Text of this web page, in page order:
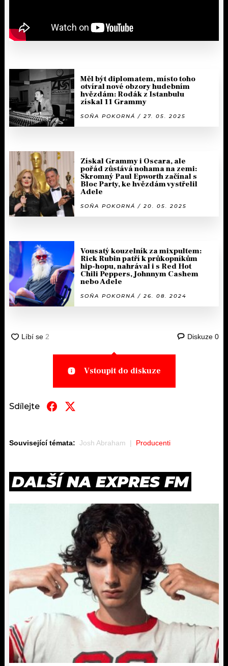
Měl být diplomatem, místo toho
otvíral nové obzory hudebním
hvězdám: Rodák z Istanbulu
získal 11 Grammy
SOŇA POKORNÁ / 27. 05. 2025
Získal Grammy i Oscara, ale
pořád zůstává nohama na zemi:
Skromný Paul Epworth začínal s
Bloc Party, ke hvězdám vystřelil
Adele
SOŇA POKORNÁ / 20. 05. 2025
Vousatý kouzelník za mixpultem:
Rick Rubin patří k průkopníkům
hip-hopu, nahrával i s Red Hot
Chili Peppers, Johnnym Cashem
nebo Adele
SOŇA POKORNÁ / 26. 08. 2024
Diskuze 0
Vstoupit do diskuze
Sdílejte
Související témata: Josh Abraham Producenti
DALŠÍ NA EXPRES FM